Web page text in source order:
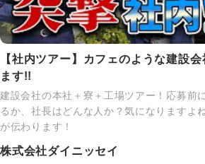
【社内ツアー】カフェのような建設
ます!!
建設会社の本社＋寮＋工場ツアー！応募前
るか、社長はどんな人か？気になりますよ
が伝わります！
株式会社ダイニッセイ